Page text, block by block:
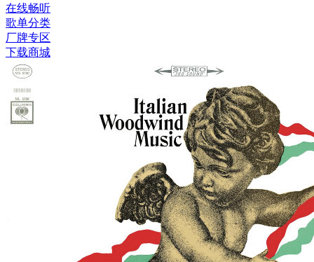
在线畅听
歌单分类
厂牌专区
下载商城